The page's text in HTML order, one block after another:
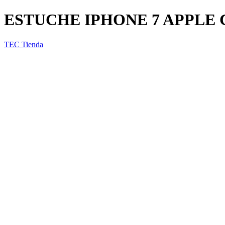
ESTUCHE IPHONE 7 APPLE
TEC Tienda